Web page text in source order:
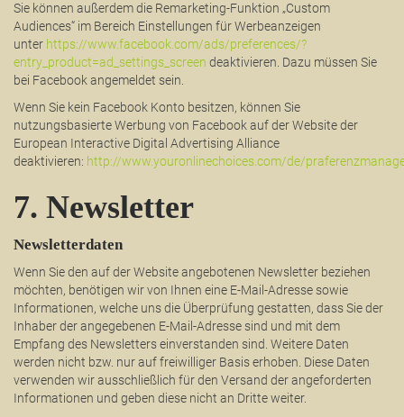
Sie können außerdem die Remarketing-Funktion „Custom
Audiences“ im Bereich Einstellungen für Werbeanzeigen
unter https://www.facebook.com/ads/preferences/?
entry_product=ad_settings_screen deaktivieren. Dazu müssen Sie
bei Facebook angemeldet sein.
Wenn Sie kein Facebook Konto besitzen, können Sie
nutzungsbasierte Werbung von Facebook auf der Website der
European Interactive Digital Advertising Alliance
deaktivieren: http://www.youronlinechoices.com/de/
7. Newsletter
Newsletterdaten
Wenn Sie den auf der Website angebotenen Newsletter beziehen
möchten, benötigen wir von Ihnen eine E-Mail-Adresse sowie
Informationen, welche uns die Überprüfung gestatten, dass Sie der
Inhaber der angegebenen E-Mail-Adresse sind und mit dem
Empfang des Newsletters einverstanden sind. Weitere Daten
werden nicht bzw. nur auf freiwilliger Basis erhoben. Diese Daten
verwenden wir ausschließlich für den Versand der angeforderten
Informationen und geben diese nicht an Dritte weiter.